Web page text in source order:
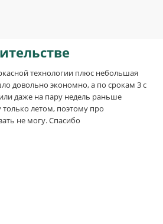
технологии плюс небольшая
довольно экономно, а по срокам 3 с
даже на пару недель раньше
летом, поэтому про
не могу. Спасибо